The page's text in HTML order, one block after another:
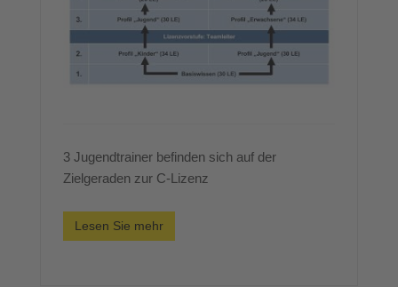
3 Jugendtrainer befinden sich auf der
Zielgeraden zur C-Lizenz
Lesen Sie mehr